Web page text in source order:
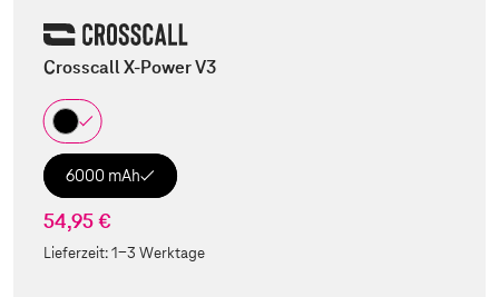
Crosscall X-Power V3
6000 mAh
54,95 €
Lieferzeit:1-3 Werktage